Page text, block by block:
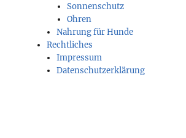
Sonnenschutz
Ohren
Nahrung für Hunde
Rechtliches
Impressum
Datenschutzerklärung